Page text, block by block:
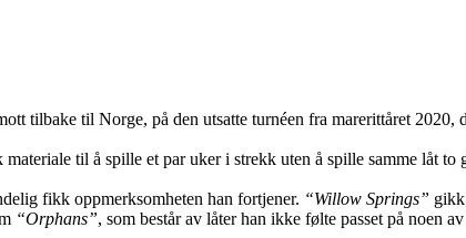
til Norge, på den utsatte turnéen fra marerittåret 2020,
til å spille et par uker i strekk uten å spille samme låt to
fikk oppmerksomheten han fortjener. “Willow Springs”
“Orphans”, som består av låter han ikke følte passet på noen